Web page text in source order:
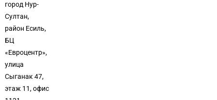
город Нур-
Султан,
район Есиль,
БЦ
«Евроцентр»,
улица
Сыганак 47,
этаж 11, офис